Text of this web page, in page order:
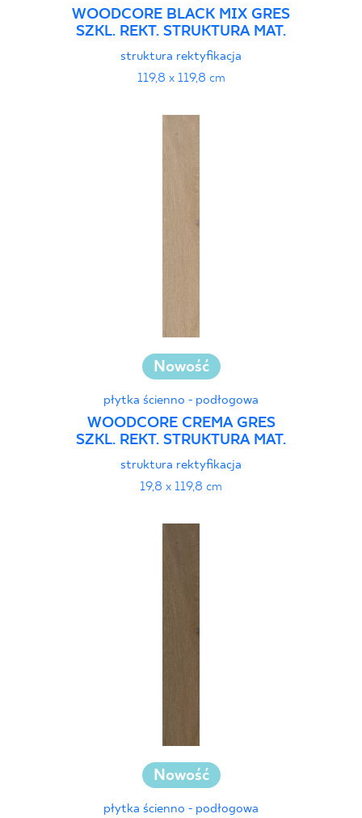
WOODCORE BLACK MIX GRES
SZKL. REKT. STRUKTURA MAT.
struktura rektyfikacja
119,8 x 119,8 cm
Nowość
płytka ścienno - podłogowa
WOODCORE CREMA GRES
SZKL. REKT. STRUKTURA MAT.
struktura rektyfikacja
19,8 x 119,8 cm
Nowość
płytka ścienno - podłogowa